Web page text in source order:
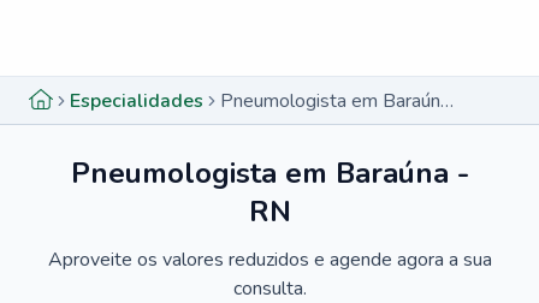
Especialidades Pneumologista em Baraúna - RN
Pneumologista em Baraúna -
RN
Aproveite os valores reduzidos e agende agora a sua
consulta.